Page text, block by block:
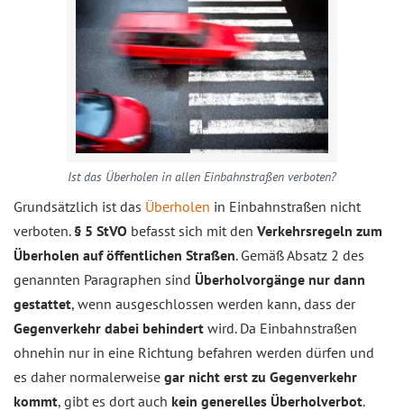
Ist das Überholen in allen Einbahnstraßen verboten?
Grundsätzlich ist das Überholen in Einbahnstraßen nicht
verboten.§ 5 StVO befasst sich mit den Verkehrsregeln zum
Überholen auf öffentlichen Straßen. Gemäß Absatz 2 des
genannten Paragraphen sind Überholvorgänge nur dann
gestattet, wenn ausgeschlossen werden kann, dass der
Gegenverkehr dabei behindert wird. Da Einbahnstraßen
ohnehin nur in eine Richtung befahren werden dürfen und
es daher normalerweise gar nicht erst zu Gegenverkehr
kommt, gibt es dort auch kein generelles Überholverbot.